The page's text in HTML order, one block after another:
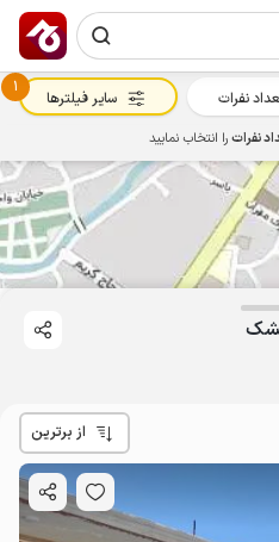
2میلیون ت 4.9
از برترین
نفرات
1
سایر فیلترها
نفراترا انتخاب نمایید